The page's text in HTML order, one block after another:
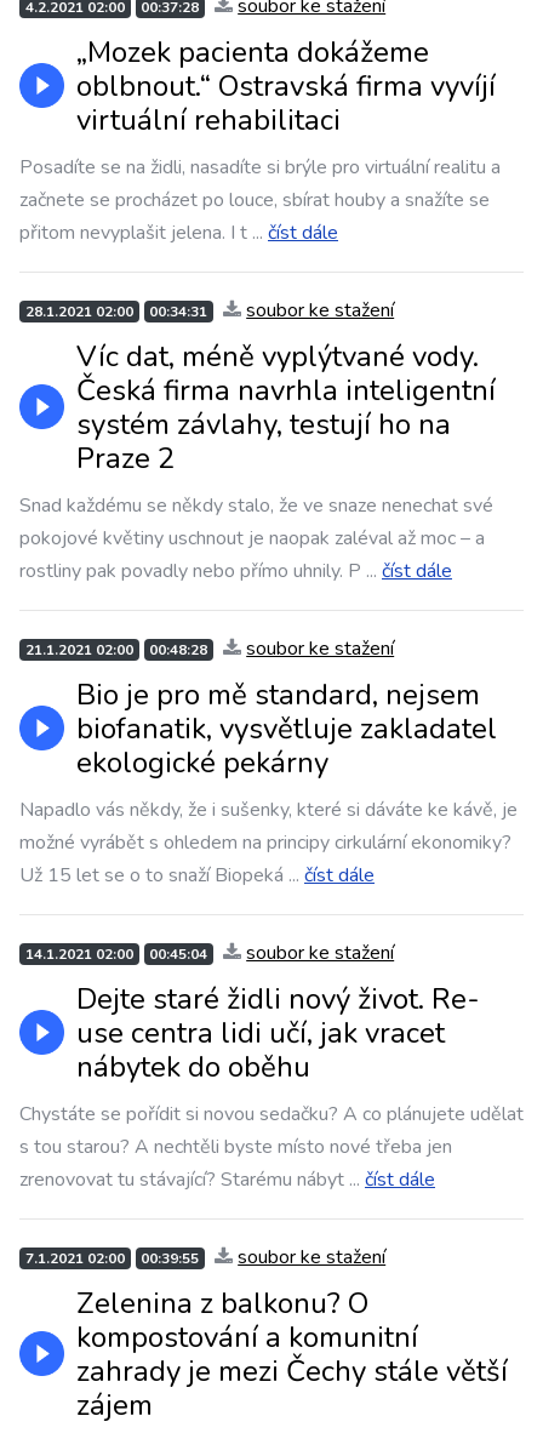
4.2.2021 02:00 00:37:28 soubor ke stažení
„Mozek pacienta dokážeme
oblbnout.“ Ostravská firma vyvíjí
virtuální rehabilitaci
Posadíte se na židli, nasadíte si brýle pro virtuální realitu a
začnete se procházet po louce, sbírat houby a snažíte se
přitom nevyplašit jelena. I t ... číst dále
28.1.2021 02:00 00:34:31 soubor ke stažení
Víc dat, méně vyplýtvané vody.
Česká firma navrhla inteligentní
systém závlahy, testují ho na
Praze 2
Snad každému se někdy stalo, že ve snaze nenechat své
pokojové květiny uschnout je naopak zaléval až moc – a
rostliny pak povadly nebo přímo uhnily. P ... číst dále
21.1.2021 02:00 00:48:28 soubor ke stažení
Bio je pro mě standard, nejsem
biofanatik, vysvětluje zakladatel
ekologické pekárny
Napadlo vás někdy, že i sušenky, které si dáváte ke kávě, je
možné vyrábět s ohledem na principy cirkulární ekonomiky?
Už 15 let se o to snaží Biopeká ... číst dále
14.1.2021 02:00 00:45:04 soubor ke stažení
Dejte staré židli nový život. Re-
use centra lidi učí, jak vracet
nábytek do oběhu
Chystáte se pořídit si novou sedačku? A co plánujete udělat
s tou starou? A nechtěli byste místo nové třeba jen
zrenovovat tu stávající? Starému nábyt ... číst dále
7.1.2021 02:00 00:39:55 soubor ke stažení
Zelenina z balkonu? O
kompostování a komunitní
zahrady je mezi Čechy stále větší
zájem